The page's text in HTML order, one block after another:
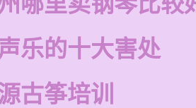
乐的十大害处
古筝培训